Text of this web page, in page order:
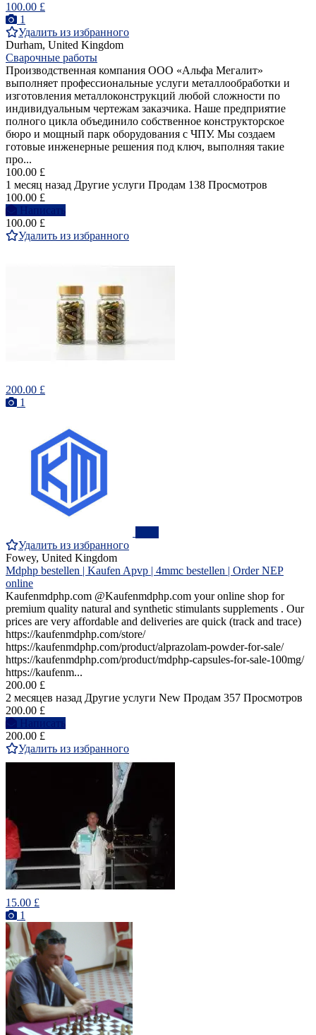
100.00 £
1
Удалить из избранного
Durham, United Kingdom
Сварочные работы
Производственная компания ООО «Альфа Мегалит»
выполняет профессиональные услуги металлообработки и
изготовления металлоконструкций любой сложности по
индивидуальным чертежам заказчика. Наше предприятие
полного цикла объединило собственное конструкторское
бюро и мощный парк оборудования с ЧПУ. Мы создаем
готовые инженерные решения под ключ, выполняя такие
про...
100.00 £
1 месяц назад Другие услуги Продам 138 Просмотров
100.00 £
Написать
100.00 £
Удалить из избранного
200.00 £
1
Удалить из избранного
Fowey, United Kingdom
Mdphp bestellen | Kaufen Apvp | 4mmc bestellen | Order NEP
online
Kaufenmdphp.com @Kaufenmdphp.com your online shop for
premium quality natural and synthetic stimulants supplements . Our
prices are very affordable and deliveries are quick (track and trace)
https://kaufenmdphp.com/store/
https://kaufenmdphp.com/product/alprazolam-powder-for-sale/
https://kaufenmdphp.com/product/mdphp-capsules-for-sale-100mg/
https://kaufenm...
200.00 £
2 месяцев назад Другие услуги New Продам 357 Просмотров
200.00 £
Написать
200.00 £
Удалить из избранного
15.00 £
1